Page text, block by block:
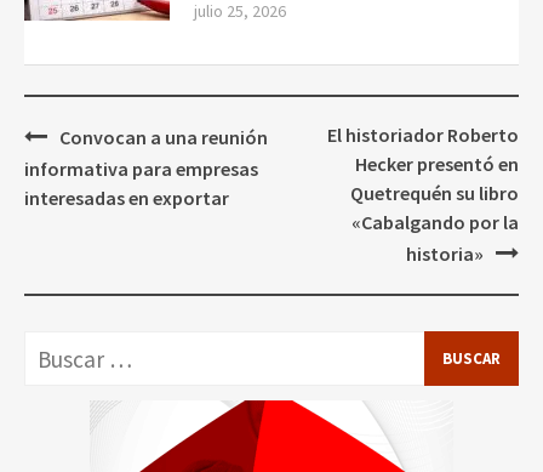
julio 25, 2026
Navegación
de
entradas
Convocan a una reunión
informativa para empresas
interesadas en exportar
El historiador Roberto
Hecker presentó en
Quetrequén su libro
«Cabalgando por la
historia»
Buscar: